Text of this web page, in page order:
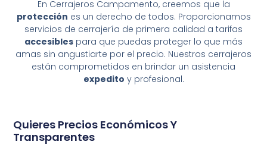
En Cerrajeros Campamento, creemos que la
protección es un derecho de todos. Proporcionamos
servicios de cerrajería de primera calidad a tarifas
accesibles para que puedas proteger lo que más
amas sin angustiarte por el precio. Nuestros cerrajeros
están comprometidos en brindar un asistencia
expedito y profesional.
Quieres Precios Económicos Y
Transparentes